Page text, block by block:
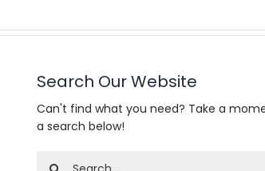
Search Our Website
Can't find what you need? Take a
a search below!